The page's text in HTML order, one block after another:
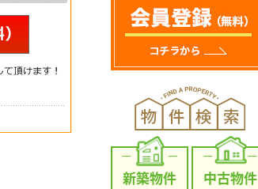
新築物件 中古物件